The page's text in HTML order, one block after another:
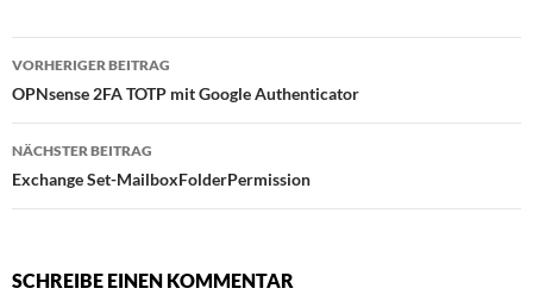
Beitragsnavigation
VORHERIGER BEITRAG
OPNsense 2FA TOTP mit Google Authenticator
NÄCHSTER BEITRAG
Exchange Set-MailboxFolderPermission
SCHREIBE EINEN KOMMENTAR